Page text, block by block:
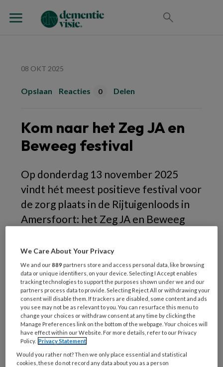
08 OKT 2025
Opslaan Reacties 0 Delen
Kom naar het Zeg JA en
Beweeg festival
Op donderdag 13 november 2025
vindt hét meest positieve festival voor
de zorg plaats in de Rijtuigenloods in
Amersfoort: het Zeg JA en Beweeg
iedereen die in de zorg werkt, in welke
functie dan ook. De missie? Kijken naar
wat er nog wel is en wat er nog wel kan
voor mensen met en zonder dementie.
We Care About Your Privacy
We and our889 partners store and access personal data, like browsing
data or unique identifiers, on your device. Selecting I Accept enables
tracking technologies to support the purposes shown under we and our
partners process data to provide. Selecting Reject All or withdrawing your
consent will disable them. If trackers are disabled, some content and ads
you see may not be as relevant to you. You can resurface this menu to
change your choices or withdraw consent at any time by clicking the
Manage Preferences link on the bottom of the webpage. Your choices will
have effect within our Website. For more details, refer to our Privacy
Policy. Privacy Statement
Would you rather not? Then we only place essential and statistical
cookies, these do not record any data about you as a person